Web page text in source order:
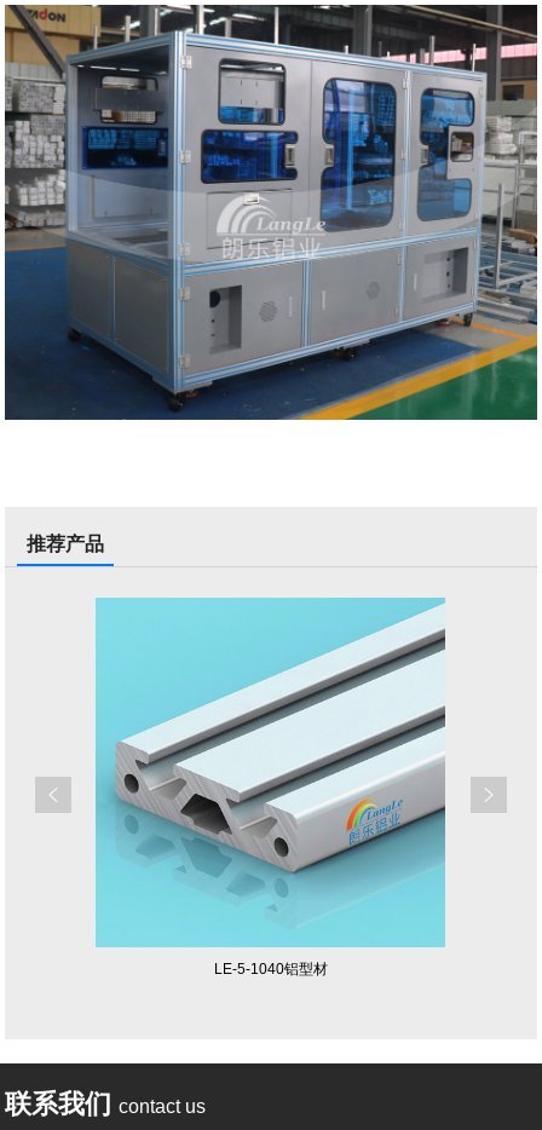
推荐产品
LE-5-1040铝型材
联系我们 contact us